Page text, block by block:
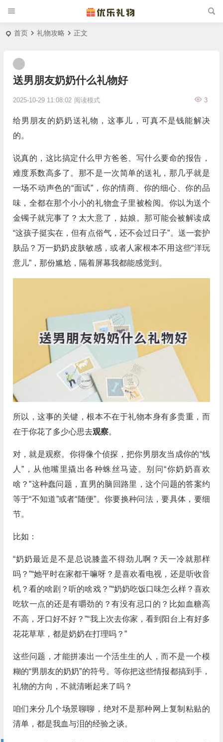
首页 礼物攻略 正文
送男朋友奶奶什么礼物好
2025-10-29 11:08:02 3
阅读模式
给男朋友的奶奶送礼物，这事儿，可真不是钱能解决
的。
说真的，这比搞定什么甲方爸爸、写什么要命的报告，
难度系数高多了。那不是一次简单的送礼，那几乎就是
一场不动声色的“面试”，你的情商、你的细心、你的品
味，全都在那个小小的礼物盒子里被检阅。你以为送个
金镯子就完事了？太大意了，姑娘。那可能会被解读成
“这孩子挺实在，但有点俗气，还不会过日子”。送一套护
肤品？万一奶奶皮肤敏感，或者人家根本不用这些“洋玩
意儿”，那份尴尬，隔着屏幕我都能感觉到。
所以，这事的关键，根本不在于礼物本身有多贵重，而
在于你花了多少心思去观察。
对，就是观察。你得像个侦探，把你男朋友当成你的“线
人”，从他嘴里撬出各种蛛丝马迹。别问“你奶奶喜欢
啥？”这种蠢问题，直男的脑回路里，这个问题的答案约
等于“不知道”或者“随便”。你要换种问法，要具体，要细
节。
比如：
“奶奶最近是不是总说膝盖不得劲儿啊？天一冷就那样
吗？”“她平时在家都干嘛呀？是喜欢看电视，还是听收音
机？看的啥剧？听的啥戏？”“奶奶吃饭口味怎么样？喜欢
吃软一点的还是有嚼劲的？有没有忌口的？比如血糖高
不高，牙口好不好？”“我上次去你家，看到阳台上有好多
花花草草，都是奶奶在打理吗？”
这些问题，才能拼凑出一个活生生的人，而不是一个模
糊的“男朋友的奶奶”的符号。等你把这些情报都搞到手，
礼物的方向，不就清晰起来了吗？
咱们来分几个场景聊聊，绝对不是那种网上复制粘贴的
清单，都是我血与泪的经验之谈。